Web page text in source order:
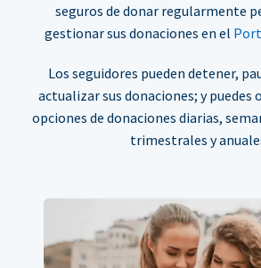
seguros de donar regularmente
gestionar sus donaciones en el
Los seguidores pueden detener,
actualizar sus donaciones; y
opciones de donaciones diarias,
trimestrales y